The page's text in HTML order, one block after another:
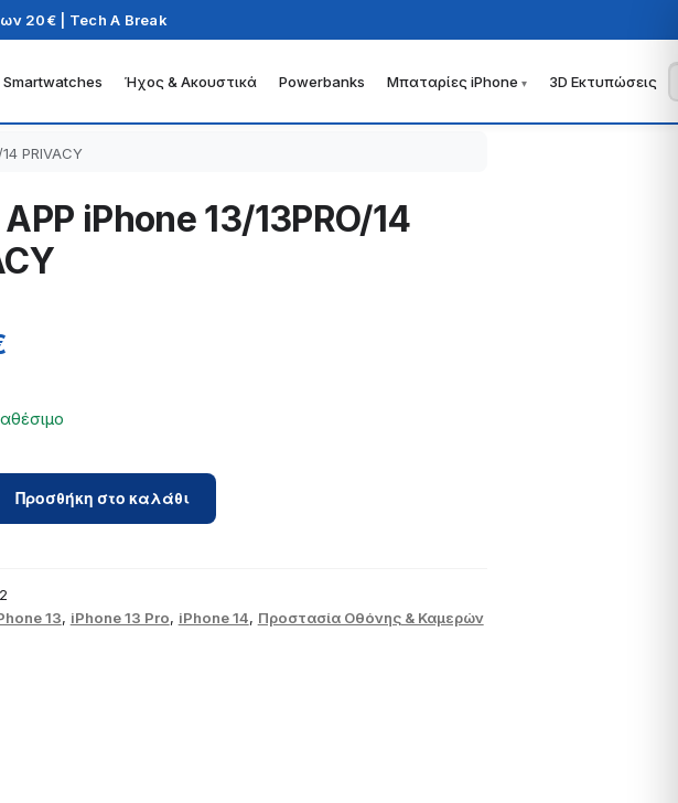
20€ | Tech A Break
Smartwatches Ήχος & Ακουστικά Powerbanks Μπαταρίες iPhone 3D Εκτυπώσεις
PRIVACY
iPhone 13/13PRO/14
Προσθήκη στο καλάθι
13, iPhone 13 Pro, iPhone 14, Προστασία Οθόνης & Καμερών